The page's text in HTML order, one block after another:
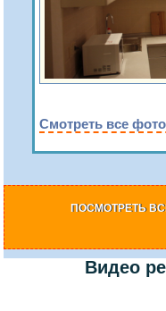
Смотреть все
ПОСМОТРЕТЬ
Видео